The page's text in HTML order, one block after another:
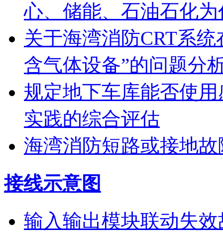
心、储能、石油石化
关于海湾消防CRT系
含气体设备”的问题分
规定地下车库能否使
实践的综合评估
海湾消防短路或接地
接线示意图
输入输出模块联动失效